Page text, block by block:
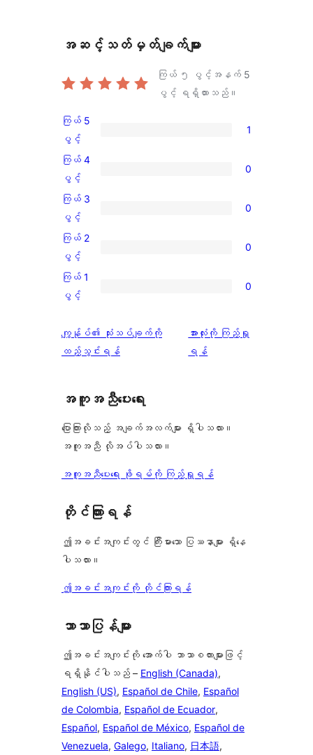
အဆင့်သတ်မှတ်ချက်များ
ကြယ် ၅ ပွင့်အနက် 5
ပွင့် ရရှိထားသည်။
ကြယ်
5
ပွင့်
အဆင့်
သုံးသပ်
1
စောင်
ကြယ် 5
ပွင့်
1
ကြယ်
4
ပွင့်
အဆင့်
သုံးသပ်
0
စောင်
ကြယ် 4
ပွင့်
0
ကြယ်
3
ပွင့်
အဆင့်
သုံးသပ်
ကြယ် 3
ပွင့်
0
ကြယ်
2
ပွင့်
သုံးသပ်
ချက်
ကြယ် 2
ပွင့်
0
ကြယ်
ပွင့်
အဆင့်
0
စောင်
ကြယ် 1
ပွင့်
0
ကျွန်ုပ်၏ သုံးသပ်ချက်ကို
ထည့်သွင်းရန်
သုံးသပ်
ချက်
အားလုံးကို ကြည့်ရှု
ရန်
အကူအညီပေးရေး
ပြောကြားလိုသည့် အချက်အလက်များ ရှိပါသလား။
အကူအညီ လိုအပ်ပါသလား။
အကူအညီပေးရေး ဖိုရမ်ကို ကြည့်ရှုရန်
တိုင်ကြားရန်
ဤအခင်းအကျင်းတွင် ကြီးမားသော ပြဿနာများ ရှိနေ
ပါသလား။
ဤအခင်းအကျင်းကို တိုင်ကြားရန်
ဘာသာပြန်များ
ဤအခင်းအကျင်းကို အောက်ပါ ဘာသာစကားများဖြင့်
ရရှိနိုင်ပါသည် – English (Canada),
English (US), Español de Chile, Español
de Colombia, Español de Ecuador,
Español, Español de México, Español de
Venezuela, Galego, Italiano, 日本語,